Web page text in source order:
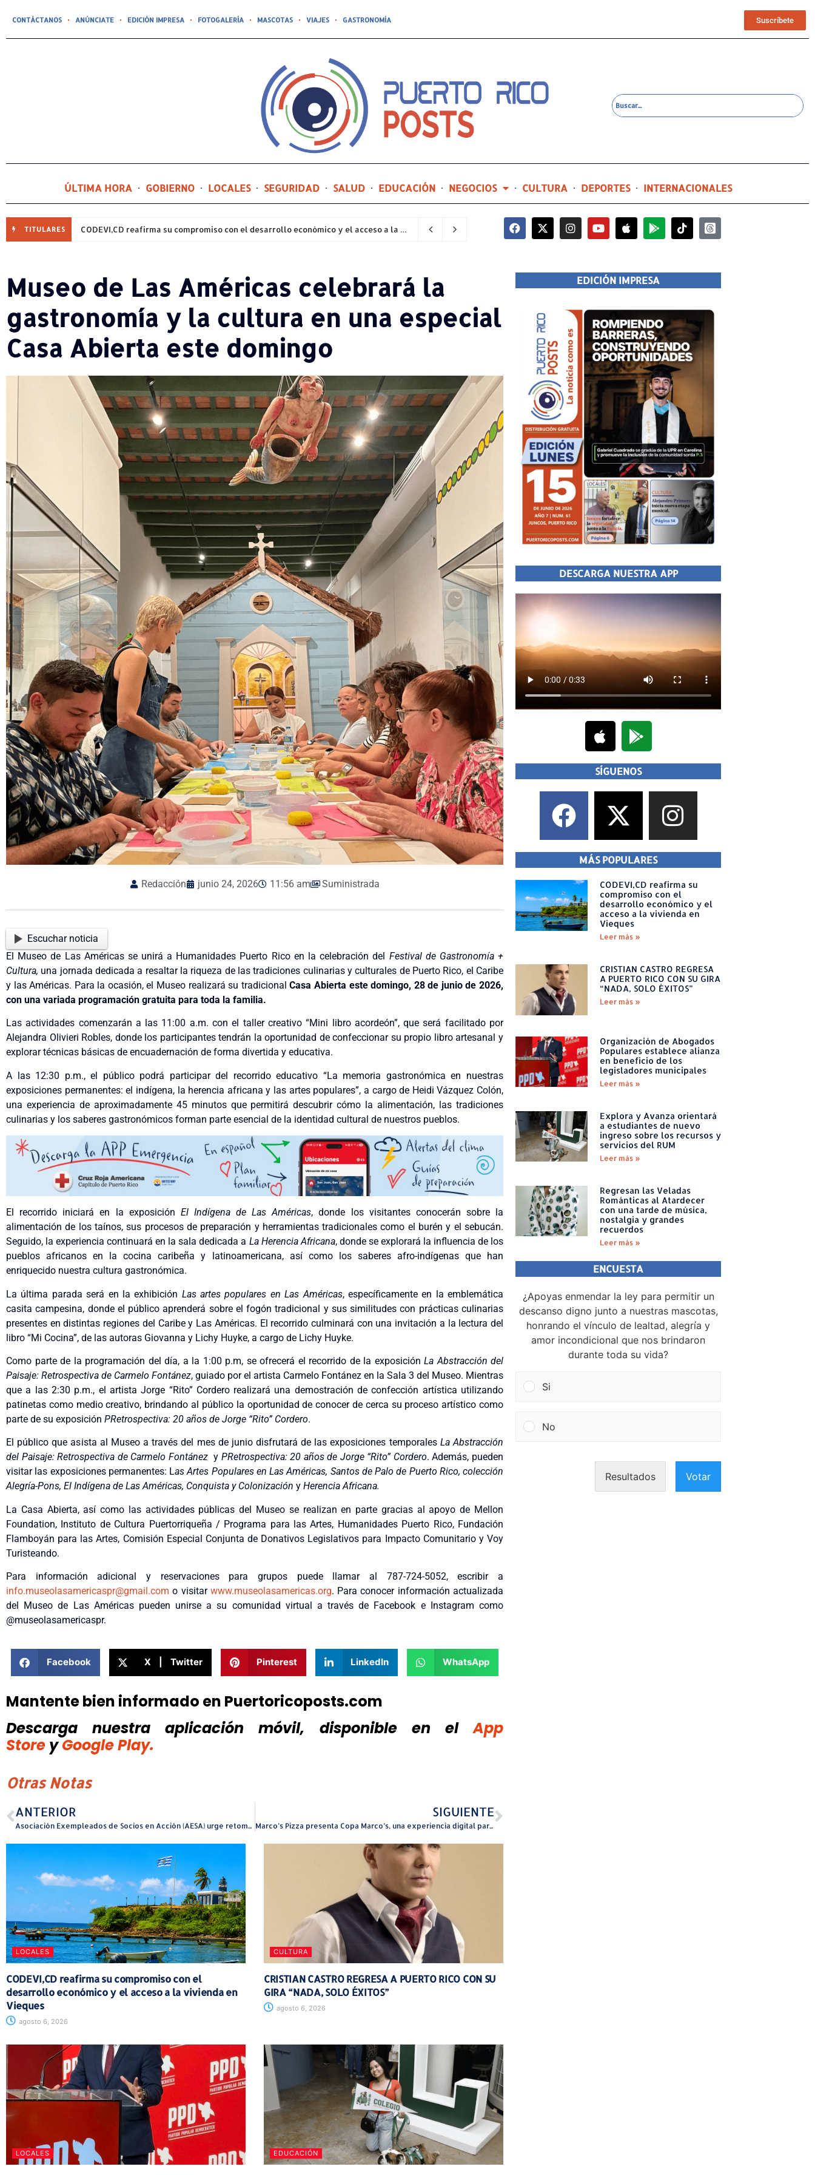
CONTÁCTANOS ANÚNCIATE EDICIÓN IMPRESA FOTOGALERÍA MASCOTAS VIAJES GASTRONOMÍA Suscríbete
ÚLTIMA HORA GOBIERNO LOCALES SEGURIDAD SALUD EDUCACIÓN NEGOCIOS CULTURA DEPORTES INTERNACIONALES
TITULARES CODEVI,CD reafirma su compromiso con el desarrollo económico y el acceso a la vivienda en Vieques 36 minutos ago
Museo de Las Américas celebrará la
gastronomía y la cultura en una especial
Casa Abierta este domingo
Redacción junio 24, 2026 11:56 am Suministrada
Escuchar noticia
El Museo de Las Américas se unirá a Humanidades Puerto Rico en la celebración del Festival de Gastronomía +
Cultura, una jornada dedicada a resaltar la riqueza de las tradiciones culinarias y culturales de Puerto Rico, el Caribe
y las Américas. Para la ocasión, el Museo realizará su tradicionalCasa Abierta este domingo, 28 de junio de 2026,
con una variada programación gratuita para toda la familia.
Las actividades comenzarán a las 11:00 a.m. con el taller creativo “Mini libro acordeón”, que será facilitado por
Alejandra Olivieri Robles, donde los participantes tendrán la oportunidad de confeccionar su propio libro artesanal y
explorar técnicas básicas de encuadernación de forma divertida y educativa.
A las 12:30 p.m., el público podrá participar del recorrido educativo “La memoria gastronómica en nuestras
exposiciones permanentes: el indígena, la herencia africana y las artes populares”, a cargo de Heidi Vázquez Colón,
una experiencia de aproximadamente 45 minutos que permitirá descubrir cómo la alimentación, las tradiciones
culinarias y los saberes gastronómicos forman parte esencial de la identidad cultural de nuestros pueblos.
El recorrido iniciará en la exposición El Indígena de Las Américas, donde los visitantes conocerán sobre la
alimentación de los taínos, sus procesos de preparación y herramientas tradicionales como el burén y el sebucán.
Seguido, la experiencia continuará en la sala dedicada a La Herencia Africana, donde se explorará la influencia de los
pueblos africanos en la cocina caribeña y latinoamericana, así como los saberes afro-indígenas que han
enriquecido nuestra cultura gastronómica.
La última parada será en la exhibición Las artes populares en Las Américas, específicamente en la emblemática
casita campesina, donde el público aprenderá sobre el fogón tradicional y sus similitudes con prácticas culinarias
presentes en distintas regiones del Caribe y Las Américas. El recorrido culminará con una invitación a la lectura del
libro “Mi Cocina”, de las autoras Giovanna y Lichy Huyke, a cargo de Lichy Huyke.
Como parte de la programación del día, a la 1:00 p.m, se ofrecerá el recorrido de la exposición La Abstracción del
Paisaje: Retrospectiva de Carmelo Fontánez, guiado por el artista Carmelo Fontánez en la Sala 3 del Museo. Mientras
que a las 2:30 p.m., el artista Jorge “Rito” Cordero realizará una demostración de confección artística utilizando
patinetas como medio creativo, brindando al público la oportunidad de conocer de cerca su proceso artístico como
parte de su exposición PRetrospectiva: 20 años de Jorge “Rito” Cordero.
El público que asista al Museo a través del mes de junio disfrutará de las exposiciones temporales La Abstracción
del Paisaje: Retrospectiva de Carmelo Fontánez y PRetrospectiva: 20 años de Jorge “Rito” Cordero. Además, pueden
visitar las exposiciones permanentes: Las Artes Populares en Las Américas, Santos de Palo de Puerto Rico, colección
Alegría-Pons, El Indígena de Las Américas, Conquista y Colonización y Herencia Africana.
La Casa Abierta, así como las actividades públicas del Museo se realizan en parte gracias al apoyo de Mellon
Foundation, Instituto de Cultura Puertorriqueña / Programa para las Artes, Humanidades Puerto Rico, Fundación
Flamboyán para las Artes, Comisión Especial Conjunta de Donativos Legislativos para Impacto Comunitario y Voy
Turisteando.
Para información adicional y reservaciones para grupos puede llamar al 787-724-5052, escribir a
info.museolasamericaspr@gmail.com o visitar www.museolasamericas.org. Para conocer información actualizada
del Museo de Las Américas pueden unirse a su comunidad virtual a través de Facebook e Instagram como
@museolasamericaspr.
Facebook X | Twitter Pinterest LinkedIn WhatsApp
Mantente bien informado en Puertoricoposts.com
Descarga nuestra aplicación móvil, disponible
en el
App
Store y Google Play.
Otras Notas
ANTERIOR
Asociación Exempleados de Socios en Acción (AESA) urge retomar propuesta para establecer hospital geriátrico especializado en Puerto Rico
SIGUIENTE
Marco’s Pizza presenta Copa Marco’s, una experiencia digital para disfrutar cada juego al máximo
LOCALES
CODEVI,CD reafirma su compromiso con el
desarrollo económico y el acceso a la vivienda en
Vieques
agosto 6, 2026
CULTURA
CRISTIAN CASTRO REGRESA A PUERTO RICO CON SU
GIRA “NADA, SOLO ÉXITOS”
agosto 6, 2026
LOCALES EDUCACIÓN
EDICIÓN IMPRESA
DESCARGA NUESTRA APP
SÍGUENOS
MÁS POPULARES
CODEVI,CD reafirma su
compromiso con el
desarrollo económico y el
acceso a la vivienda en
Vieques
Leer más »
CRISTIAN CASTRO REGRESA
A PUERTO RICO CON SU GIRA
“NADA, SOLO ÉXITOS”
Leer más »
Organización de Abogados
Populares establece alianza
en beneficio de los
legisladores municipales
Leer más »
Explora y Avanza orientará
a estudiantes de nuevo
ingreso sobre los recursos y
servicios del RUM
Leer más »
Regresan las Veladas
Románticas al Atardecer
con una tarde de música,
nostalgia y grandes
recuerdos
Leer más »
ENCUESTA
¿Apoyas enmendar la ley para permitir un
descanso digno junto a nuestras mascotas,
honrando el vínculo de lealtad, alegría y
amor incondicional que nos brindaron
durante toda su vida?
Si
No
Resultados Votar